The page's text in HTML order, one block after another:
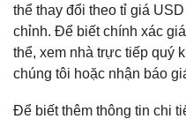
thể thay đổi theo tỉ giá
chỉnh. Để biết chính xác
thể, xem nhà trực tiếp quý
chúng tôi hoặc nhận báo
Để biết thêm thông tin chi